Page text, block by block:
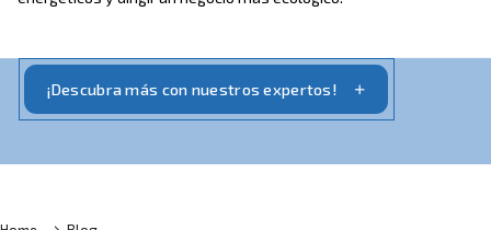
de funcionamiento. Innovar para reducir los costes
energéticos y dirigir un negocio más ecológico.